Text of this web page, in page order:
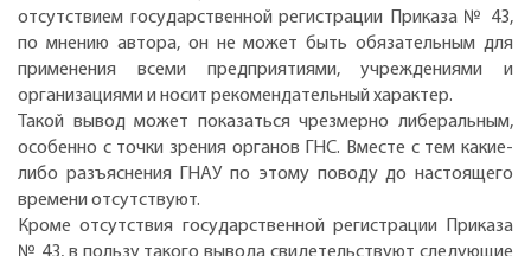
отсутствием государственной регистрации Приказа № 43,
по мнению автора, он не может быть обязательным для
применения всеми предприятиями, учреждениями и
организациями и носит рекомендательный характер.
Такой вывод может показаться чрезмерно либеральным,
особенно с точки зрения органов ГНС. Вместе с тем какие-
либо разъяснения ГНАУ по этому поводу до настоящего
времени отсутствуют.
Кроме отсутствия государственной регистрации Приказа